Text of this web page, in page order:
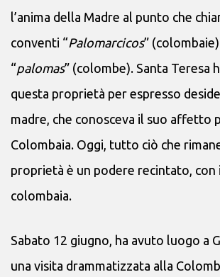
l’anima della Madre al punto che
conventi “Palomarcicos”
“palomas” (colombe). Santa Teresa
questa proprietà per espresso
madre, che conosceva il suo affetto
Colombaia. Oggi, tutto ciò che
proprietà è un podere recintato,
colombaia.
Sabato 12 giugno, ha avuto luogo a
una visita drammatizzata alla